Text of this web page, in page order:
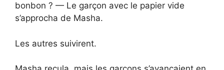
bonbon ? — Le garçon avec le papier vide
s’approcha de Masha.
Les autres suivirent.